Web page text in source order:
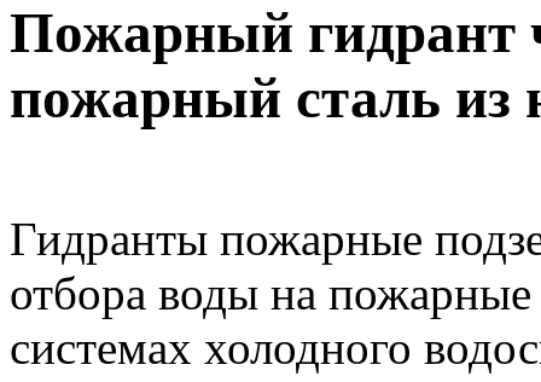
Пожарный гидрант
пожарный сталь из
Гидранты пожарные
отбора воды на
системах холодного